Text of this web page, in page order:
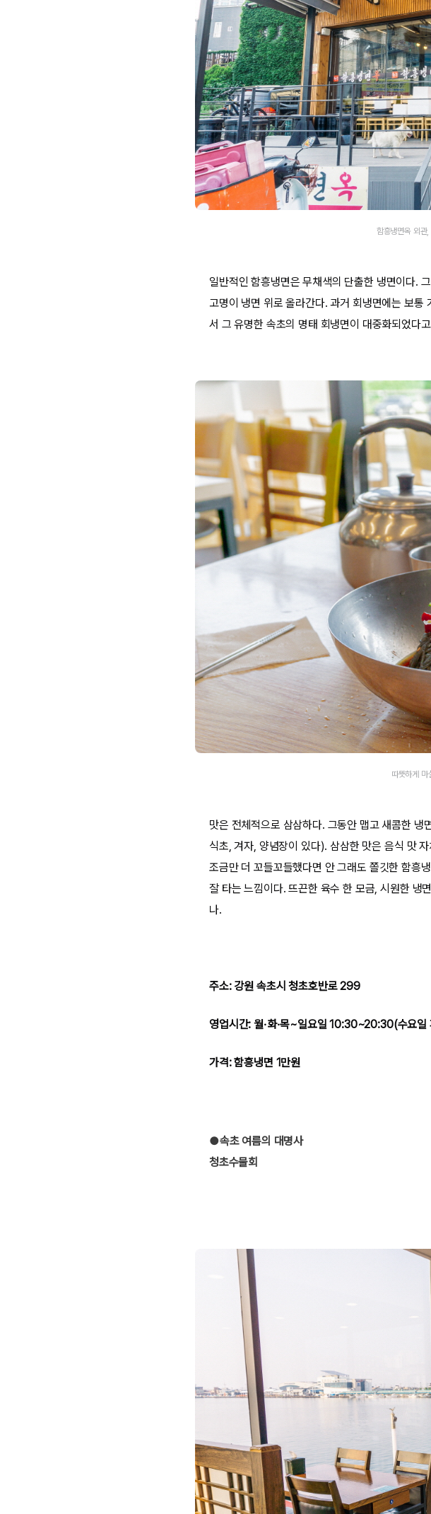
함흥냉면옥 외관
일반적인 함흥냉면은 무채색의 단출한 냉면이다.
고명이 냉면 위로 올라간다. 과거 회냉면에는 보통
서 그 유명한 속초의 명태 회냉면이 대중화되었다
따뜻하게 마
맛은 전체적으로 삼삼하다. 그동안 맵고 새콤한
식초, 겨자, 양념장이 있다). 삼삼한 맛은 음식 맛
조금만 더 꼬들꼬들했다면 안 그래도 쫄깃한 함흥
잘 타는 느낌이다. 뜨끈한 육수 한 모금, 시원한 냉
나.
주소: 강원 속초시 청초호반로 299
영업시간: 월·화·목~일요일 10:30~20:30(수요일
가격: 함흥냉면 1만원
●속초 여름의 대명사
청초수물회